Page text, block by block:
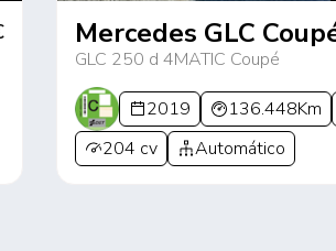
Mercedes GLC
GLC 250 d 4MATIC Coupé
2019 136.448Km
204 cv
Automático